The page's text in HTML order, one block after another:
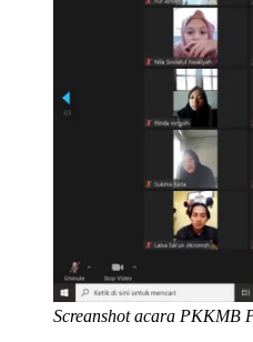
Screanshot acara PKKMB